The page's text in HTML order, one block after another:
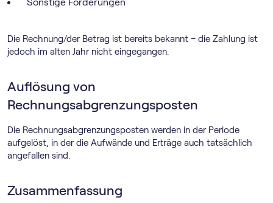
Sonstige Forderungen
Die Rechnung/der Betrag ist bereits bekannt – die Zahlung ist
jedoch im alten Jahr nicht eingegangen.
Auflösung von
Rechnungsabgrenzungsposten
Die Rechnungsabgrenzungsposten werden in der Periode
aufgelöst, in der die Aufwände und Erträge auch tatsächlich
angefallen sind.
Zusammenfassung